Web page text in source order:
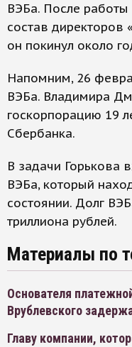
ВЭБа. После
состав директоров
он покинул около
Напомним, 26
ВЭБа. Владимира
госкорпорацию 19
Сбербанка.
В задачи Горькова
ВЭБа, который
состоянии. Долг
триллиона рублей.
Материалы по
Основателя
Врублевского
Главу компании,